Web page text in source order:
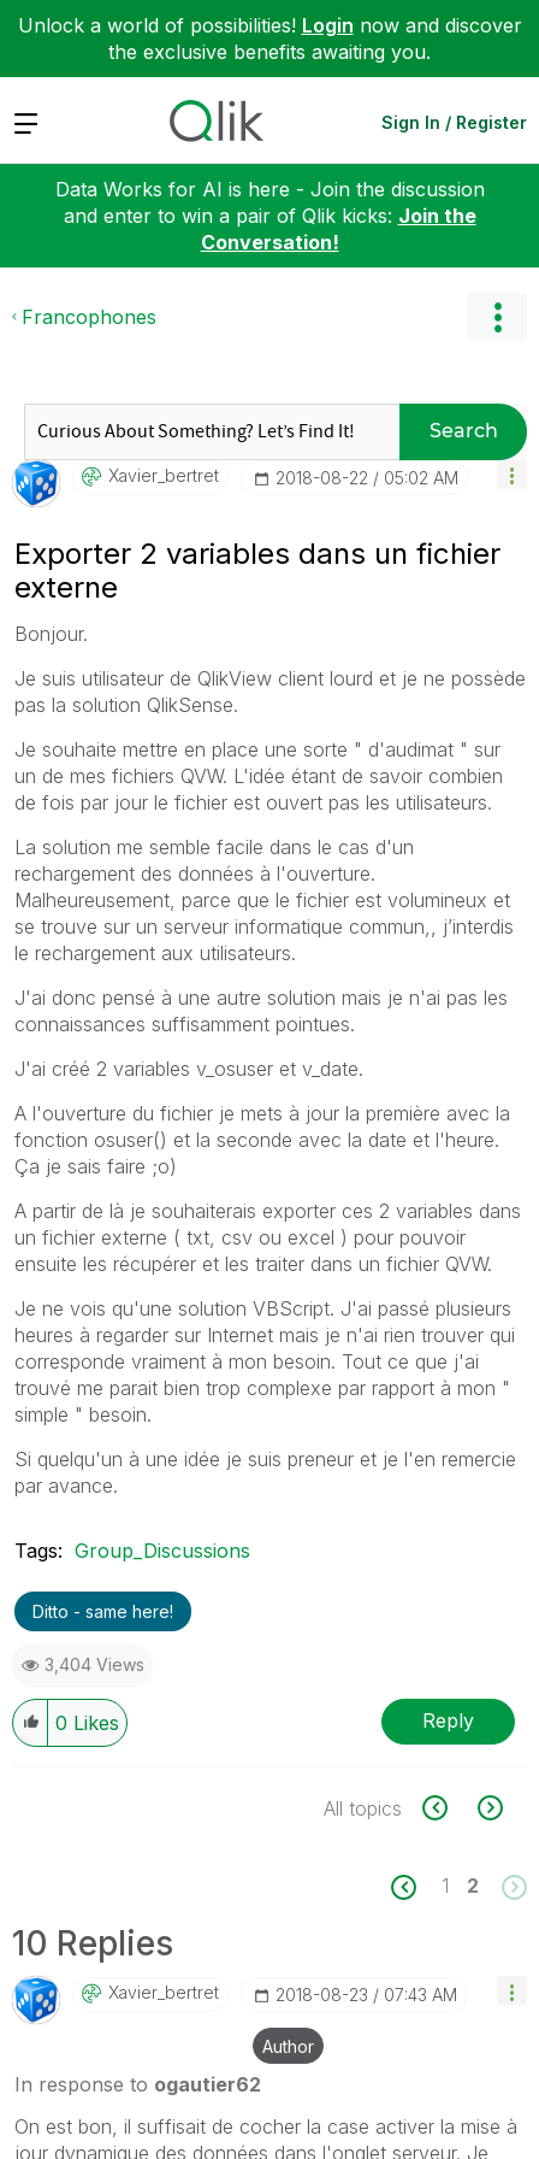
Unlock a world of possibilities! Login now and discover
the exclusive benefits awaiting you.
Expand Sign In / Register
Data Works for AI is here - Join the discussion
and enter to win a pair of Qlik kicks: Join the
Conversation!
Francophones
Search
Xavier_bertret ‎2018-08-22 05:02 AM
Exporter 2 variables dans un fichier
externe
Bonjour.
Je suis utilisateur de QlikView client lourd et je ne possède
pas la solution QlikSense.
Je souhaite mettre en place une sorte " d'audimat " sur
un de mes fichiers QVW. L'idée étant de savoir combien
de fois par jour le fichier est ouvert pas les utilisateurs.
La solution me semble facile dans le cas d'un
rechargement des données à l'ouverture.
Malheureusement, parce que le fichier est volumineux et
se trouve sur un serveur informatique commun,, j’interdis
le rechargement aux utilisateurs.
J'ai donc pensé à une autre solution mais je n'ai pas les
connaissances suffisamment pointues.
J'ai créé 2 variables v_osuser et v_date.
A l'ouverture du fichier je mets à jour la première avec la
fonction osuser() et la seconde avec la date et l'heure.
Ça je sais faire ;o)
A partir de là je souhaiterais exporter ces 2 variables dans
un fichier externe ( txt, csv ou excel ) pour pouvoir
ensuite les récupérer et les traiter dans un fichier QVW.
Je ne vois qu'une solution VBScript. J'ai passé plusieurs
heures à regarder sur Internet mais je n'ai rien trouver qui
corresponde vraiment à mon besoin. Tout ce que j'ai
trouvé me parait bien trop complexe par rapport à mon "
simple " besoin.
Si quelqu'un à une idée je suis preneur et je l'en remercie
par avance.
Tags: Group_Discussions
Ditto - same here!
3,404 Views
0 Likes Reply
All topics
1 2
10 Replies
Xavier_bertret ‎2018-08-23 07:43 AM
Author
In response to ogautier62
On est bon, il suffisait de cocher la case activer la mise à
jour dynamique des données dans l'onglet serveur. Je